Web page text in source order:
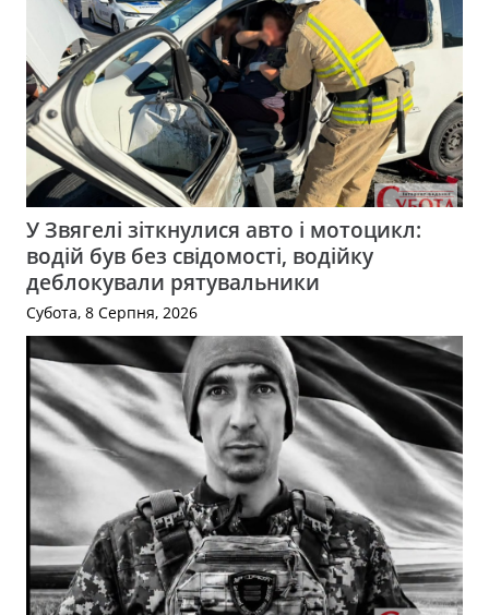
У Звягелі зіткнулися авто і мотоцикл:
водій був без свідомості, водійку
деблокували рятувальники
Субота, 8 Серпня, 2026